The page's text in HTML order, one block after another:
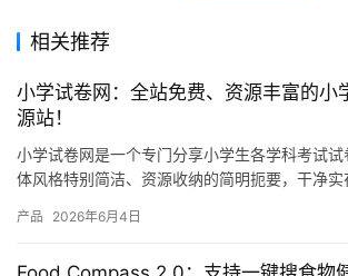
相关推荐
小学试卷网：全站免费、资源丰富的小
源站！
小学试卷网是一个专门分享小学生各学科考试
体风格特别简洁、资源收纳的简明扼要，干净
都有…
产品 2026年6月4日